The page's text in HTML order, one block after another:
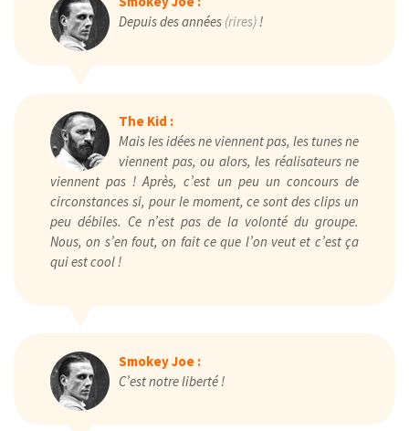
Depuis des années (rires)!
The Kid :
Mais les idées ne viennent pas, les tunes ne
viennent pas, ou alors, les réalisateurs ne
viennent pas ! Après, c’est un peu un concours de
circonstances si, pour le moment, ce sont des clips un
peu débiles. Ce n’est pas de la volonté du groupe.
Nous, on s’en fout, on fait ce que l’on veut et c’est ça
qui est cool !
Smokey Joe :
C’est notre liberté !